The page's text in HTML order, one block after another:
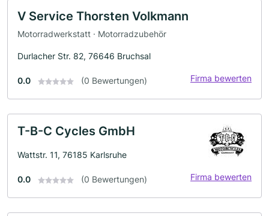
V Service Thorsten Volkmann
Motorradwerkstatt · Motorradzubehör
Durlacher Str. 82, 76646 Bruchsal
0.0 (0 Bewertungen) Firma bewerten
T-B-C Cycles GmbH
Wattstr. 11, 76185 Karlsruhe
0.0 (0 Bewertungen) Firma bewerten